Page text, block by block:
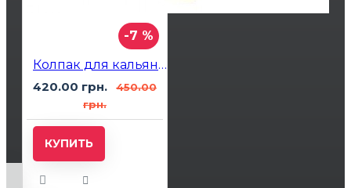
-7 %
Колпак для кальяна Bomber Yellow
420.00 грн.
450.00
грн.
КУПИТЬ